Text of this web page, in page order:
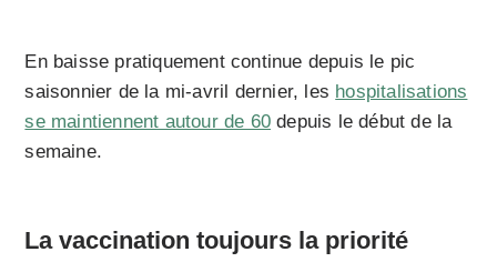
En baisse pratiquement continue depuis le pic
saisonnier de la mi-avril dernier, les hospitalisations
se maintiennent autour de 60 depuis le début de la
semaine.
La vaccination toujours la priorité